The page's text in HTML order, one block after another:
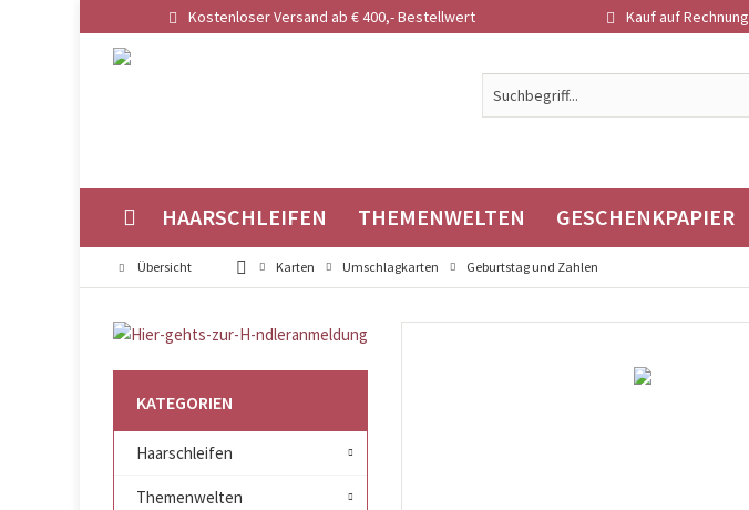
Kostenloser Versand ab € 400,- Bestellwert Kauf auf Rechnung
HAARSCHLEIFEN THEMENWELTEN GESCHENKPAPIER
Übersicht Karten Umschlagkarten Geburtstag und Zahlen
KATEGORIEN
Haarschleifen
Themenwelten